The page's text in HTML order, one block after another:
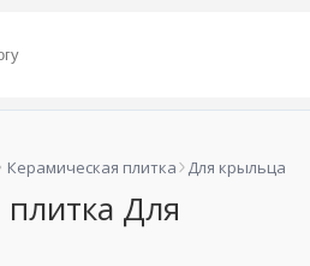
Керамическая плитка Для крыльца
Для